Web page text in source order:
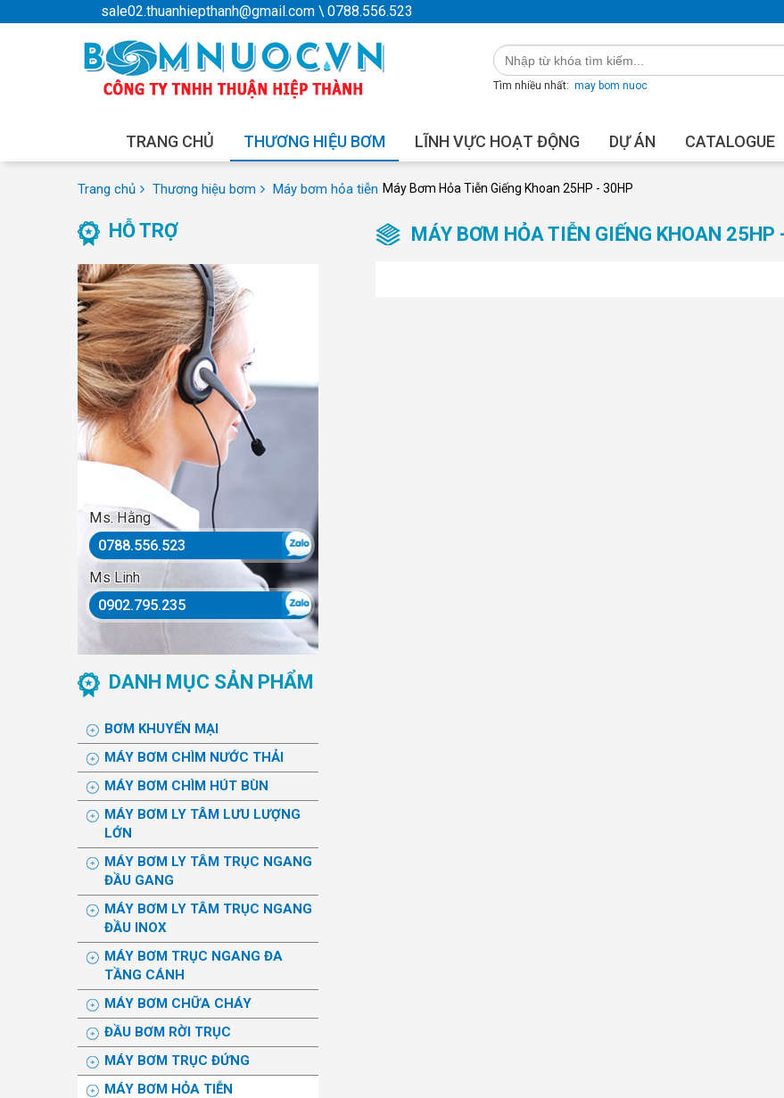
sale02.thuanhiepthanh@gmail.com \ 0788.556.523
Tìm nhiều nhất: may bom nuoc
TRANG CHỦ THƯƠNG HIỆU BƠM LĨNH VỰC HOẠT ĐỘNG DỰ ÁN CATALOGUE
Trang chủ Thương hiệu bơm Máy bơm hỏa tiễn Máy Bơm Hỏa Tiễn Giếng Khoan 25HP - 30HP
HỖ TRỢ
Ms. Hằng
0788.556.523
Ms Linh
0902.795.235
DANH MỤC SẢN PHẨM
BƠM KHUYẾN MẠI
MÁY BƠM CHÌM NƯỚC THẢI
MÁY BƠM CHÌM HÚT BÙN
MÁY BƠM LY TÂM LƯU LƯỢNG
LỚN
MÁY BƠM LY TÂM TRỤC NGANG
ĐẦU GANG
MÁY BƠM LY TÂM TRỤC NGANG
ĐẦU INOX
MÁY BƠM TRỤC NGANG ĐA
TẦNG CÁNH
MÁY BƠM CHỮA CHÁY
ĐẦU BƠM RỜI TRỤC
MÁY BƠM TRỤC ĐỨNG
MÁY BƠM HỎA TIỄN
MÁY BƠM HỎA TIỄN GIẾNG KHOAN 25HP